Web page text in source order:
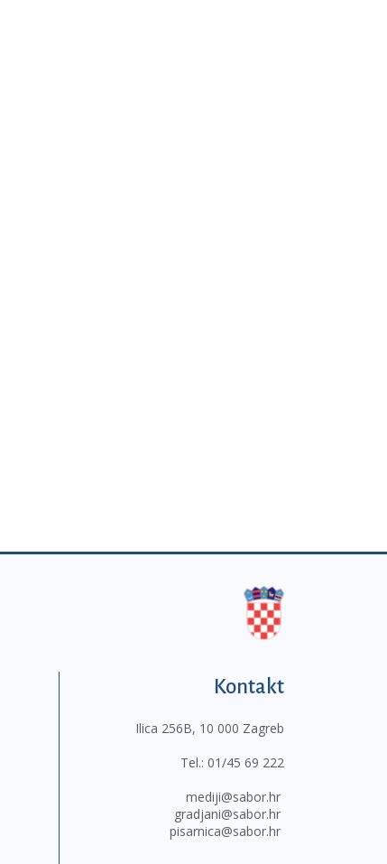
Kontakt
Ilica 256B, 10 000 Zagreb
Tel.: 01/45 69 222
mediji@sabor.hr
gradjani@sabor.hr
pisarnica@sabor.hr